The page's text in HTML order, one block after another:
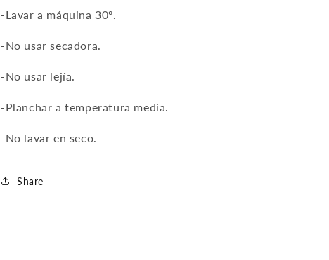
-Lavar a máquina 30º.
-No usar secadora.
-No usar lejía.
-Planchar a temperatura media.
-No lavar en seco.
Share